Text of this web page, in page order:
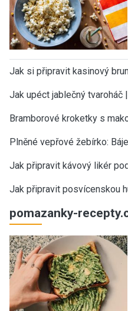
Jak si připravit kasinový
Jak upéct jablečný tvaroháč
Bramborové kroketky s
Plněné vepřové žebírko:
Jak připravit kávový likér
Jak připravit posvícenskou
pomazanky-